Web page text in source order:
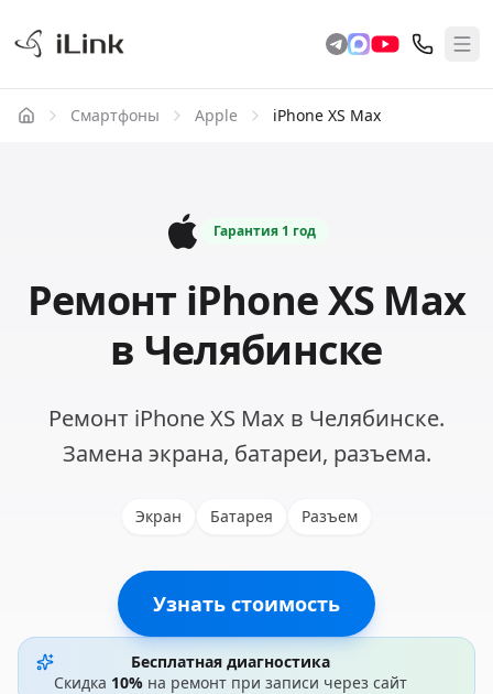
Смартфоны Apple iPhone XS Max
Гарантия 1 год
Ремонт iPhone XS Max
в Челябинске
Ремонт iPhone XS Max в Челябинске.
Замена экрана, батареи, разъема.
Экран Батарея Разъем
Узнать стоимость
Бесплатная диагностика
Скидка 10% на ремонт при записи через сайт